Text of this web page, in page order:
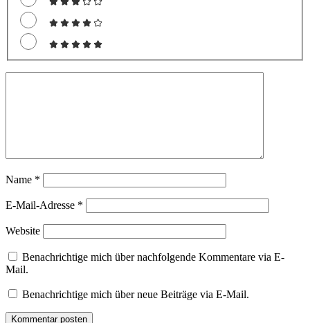
Name *
E-Mail-Adresse *
Website
Benachrichtige mich über nachfolgende Kommentare via E-
Mail.
Benachrichtige mich über neue Beiträge via E-Mail.